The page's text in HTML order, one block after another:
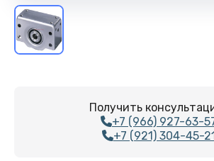
Получить
+7 (966) 927-63-
+7 (921) 304-45-